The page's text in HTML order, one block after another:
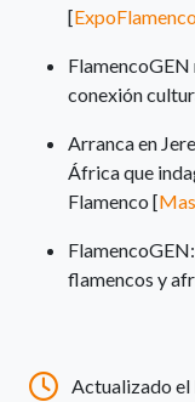
[
conexión
Arranca en
África que
Flamenco [
flamencos y
Actualizado el